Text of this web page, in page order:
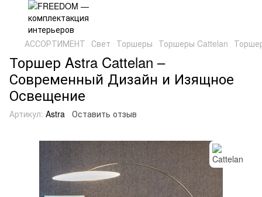
АССОРТИМЕНТ Свет Торшеры Торшеры Cattelan
Торшер Astra Cattelan –
Современный Дизайн и Изящное
Освещение
Артикул: Astra Оставить отзыв